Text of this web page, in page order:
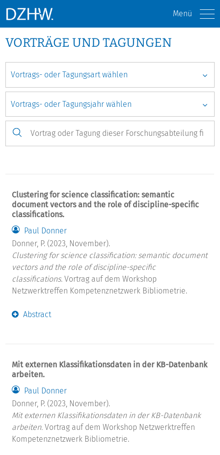
Menü
VORTRÄGE UND TAGUNGEN
Clustering for science classification: semantic
document vectors and the role of discipline-specific
classifications.
Paul Donner
Donner, P. (2023, November).
Clustering for science classification: semantic document
vectors and the role of discipline-specific
classifications. Vortrag auf dem Workshop
Netzwerktreffen Kompetenznetzwerk Bibliometrie.
Abstract
Mit externen Klassifikationsdaten in der KB-Datenbank
arbeiten.
Paul Donner
Donner, P. (2023, November).
Mit externen Klassifikationsdaten in der KB-Datenbank
arbeiten. Vortrag auf dem Workshop Netzwerktreffen
Kompetenznetzwerk Bibliometrie.